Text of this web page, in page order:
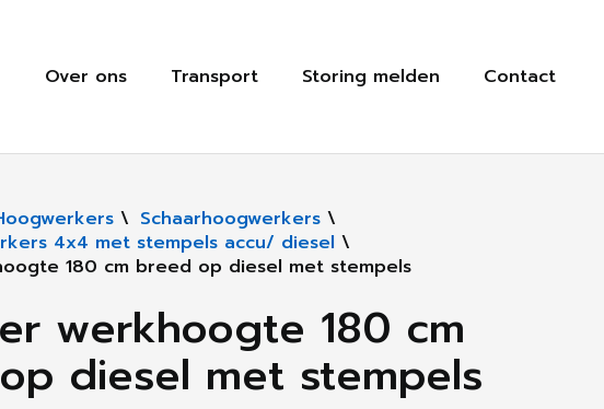
Over ons Transport Storing melden Contact
\ Schaarhoogwerkers \
4x4 met stempels accu/ diesel \
180 cm breed op diesel met stempels
werkhoogte 180 cm
diesel met stempels